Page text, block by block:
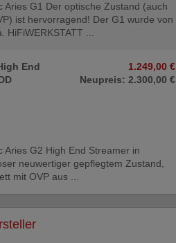
Aries G1 Der optische Zustand (auch
ist hervorragend! Der G1 wurde von
HiFiWERKSTATT ...
End
1.249,00 €
Neupreis: 2.300,00 €
Aries G2 High End Streamer in
neuwertiger gepflegtem Zustand,
mit OVP aus ...